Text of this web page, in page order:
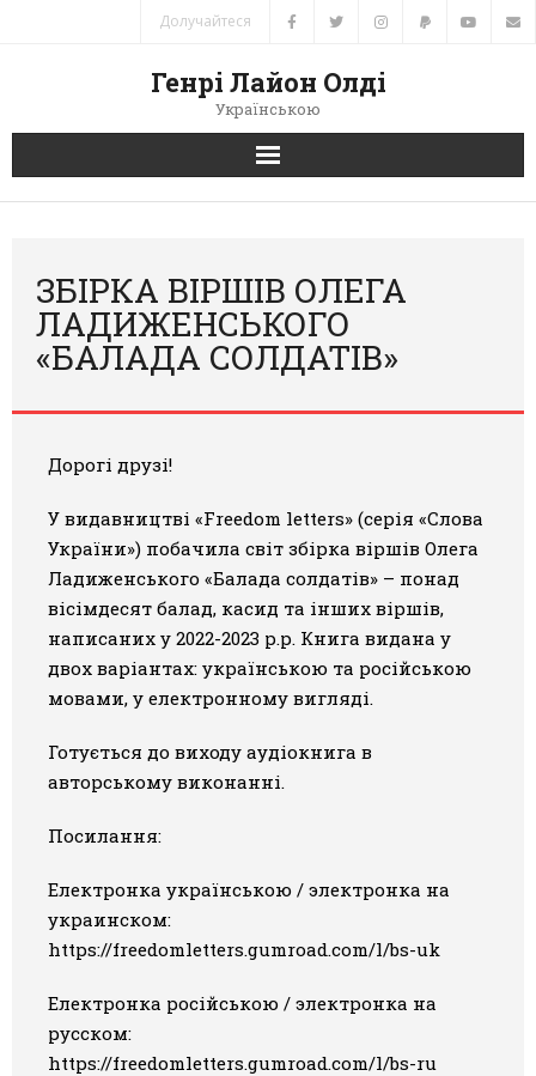
Долучайтеся
Генрі Лайон Олді
Українською
Головна
Автори
Зв’язок
Галерея
ЗБІРКА ВІРШІВ ОЛЕГА
ЛАДИЖЕНСЬКОГО
«БАЛАДА СОЛДАТІВ»
Дорогі друзі!
У видавництві «Freedom letters» (серія «Слова
України») побачила світ збірка віршів Олега
Ладиженського «Балада солдатів» – понад
вісімдесят балад, касид та інших віршів,
написаних у 2022-2023 р.р. Книга видана у
двох варіантах: українською та російською
мовами, у електронному вигляді.
Готується до виходу аудіокнига в
авторському виконанні.
Посилання:
Електронка українською / электронка на
украинском:
https://freedomletters.gumroad.com/l/bs-uk
Електронка російською / электронка на
русском:
https://freedomletters.gumroad.com/l/bs-ru